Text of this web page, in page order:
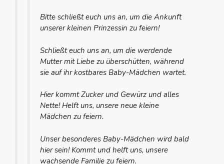
Bitte schließt euch uns an, um die Ankunft
unserer kleinen Prinzessin zu feiern!
Schließt euch uns an, um die werdende
Mutter mit Liebe zu überschütten, während
sie auf ihr kostbares Baby-Mädchen wartet.
Hier kommt Zucker und Gewürz und alles
Nette! Helft uns, unsere neue kleine
Mädchen zu feiern.
Unser besonderes Baby-Mädchen wird bald
hier sein! Kommt und helft uns, unsere
wachsende Familie zu feiern.